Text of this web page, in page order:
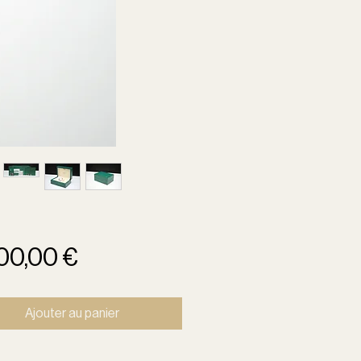
€Prix
Ajouter au panier